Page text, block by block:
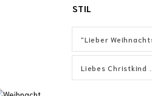
STIL
"Lieber
Liebes Christkind